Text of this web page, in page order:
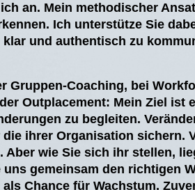
an. Mein methodischer
Ich unterstütze Sie
und authentisch zu
Gruppen-Coaching, bei
Outplacement: Mein Ziel ist
zu begleiten.
ihrer Organisation sichern.
Aber wie Sie sich ihr stellen,
uns gemeinsam den richtigen
Chance für Wachstum,